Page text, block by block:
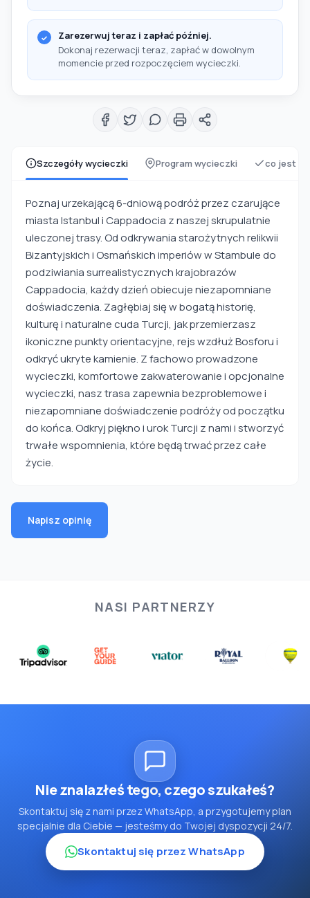
Szczegóły wycieczki Program wycieczki co jest
Poznaj urzekającą 6-dniową podróż przez czarujące
miasta Istanbul i Cappadocia z naszej skrupulatnie
uleczonej trasy. Od odkrywania starożytnych relikwii
Bizantyjskich i Osmańskich imperiów w Stambule do
podziwiania surrealistycznych krajobrazów
Cappadocia, każdy dzień obiecuje niezapomniane
doświadczenia. Zagłębiaj się w bogatą historię,
kulturę i naturalne cuda Turcji, jak przemierzasz
ikoniczne punkty orientacyjne, rejs wzdłuż Bosforu i
odkryć ukryte kamienie. Z fachowo prowadzone
wycieczki, komfortowe zakwaterowanie i opcjonalne
wycieczki, nasz trasa zapewnia bezproblemowe i
niezapomniane doświadczenie podróży od początku
do końca. Odkryj piękno i urok Turcji z nami i stworzyć
trwałe wspomnienia, które będą trwać przez całe
życie.
Napisz opinię
Zarezerwuj teraz i zapłać później.
Dokonaj rezerwacji teraz, zapłać w dowolnym
momencie przed rozpoczęciem wycieczki.
NASI PARTNERZY
Nie znalazłeś tego, czego szukałeś?
Skontaktuj się z nami przez WhatsApp, a przygotujemy plan
specjalnie dla Ciebie — jesteśmy do Twojej dyspozycji 24/7.
Skontaktuj się przez WhatsApp